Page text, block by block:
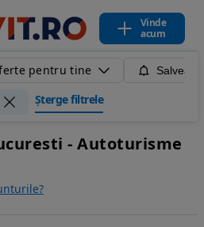
Vinde
acum
pentru tine
Șterge filtrele
- Autoturisme